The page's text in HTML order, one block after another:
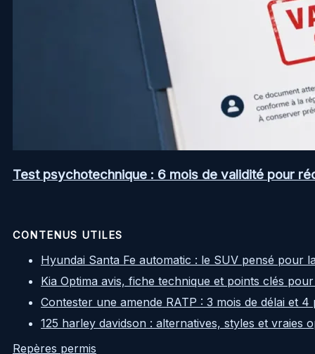
Test psychotechnique : 6 mois de validité pour
CONTENUS UTILES
Hyundai Santa Fe automatic : le SUV pensé pour
Kia Optima avis, fiche technique et points clés
Contester une amende RATP : 3 mois de délai et
125 harley davidson : alternatives, styles et vraies
Repères permis